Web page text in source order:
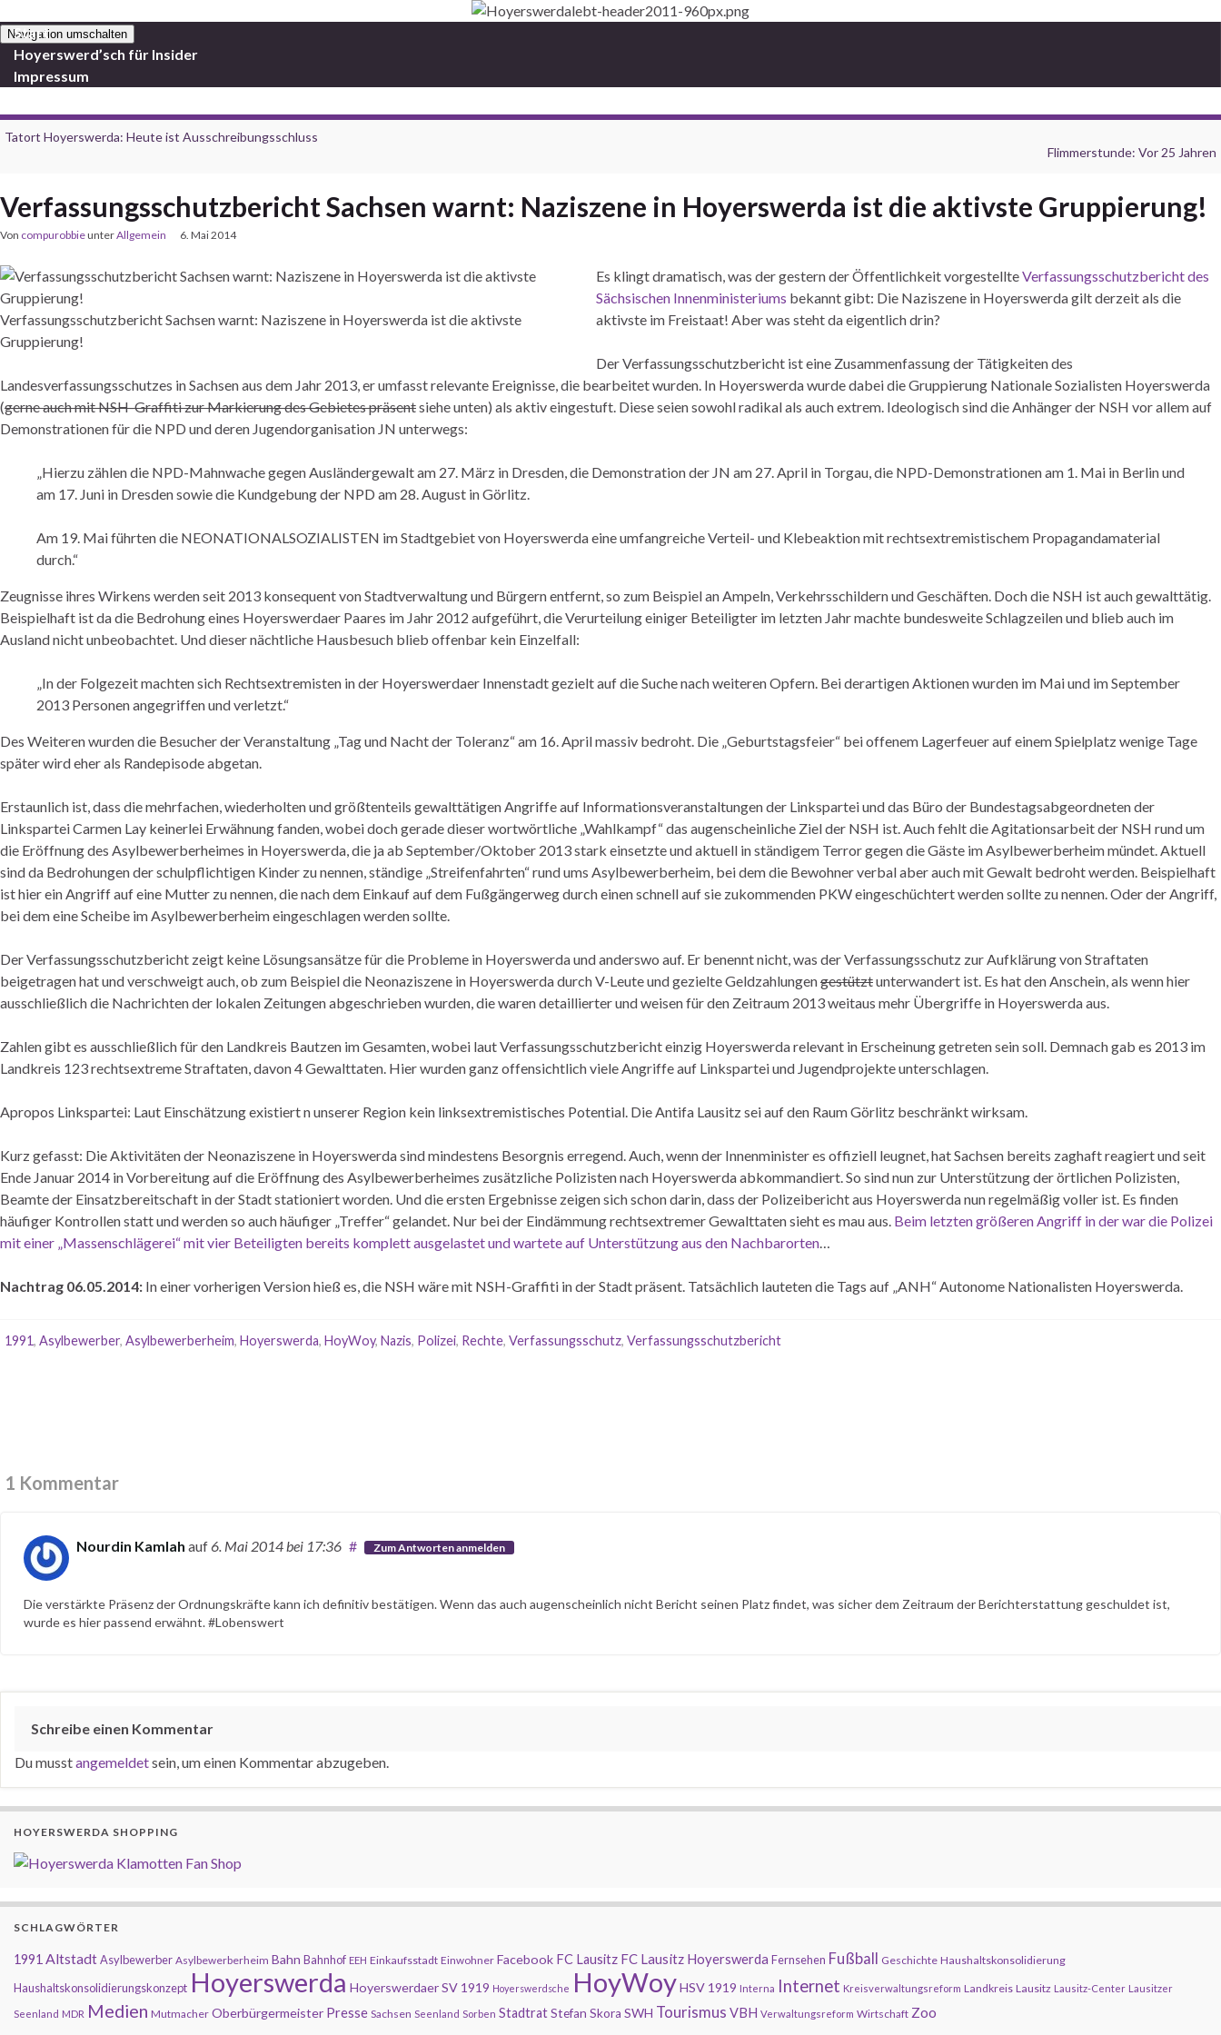
Navigation umschalten
Start
Hoyerswerd’sch für Insider
Impressum
Tatort Hoyerswerda: Heute ist Ausschreibungsschluss
Flimmerstunde: Vor 25 Jahren
Verfassungsschutzbericht Sachsen warnt: Naziszene in Hoyerswerda ist die aktivste Gruppierung!
Von compurobbieunterAllgemein 6. Mai 2014
Verfassungsschutzbericht Sachsen warnt: Naziszene in Hoyerswerda ist die aktivste
Gruppierung!
Es klingt dramatisch, was der gestern der Öffentlichkeit vorgestellteVerfassungsschutzbericht des
Sächsischen Innenministeriums bekannt gibt: Die Naziszene in Hoyerswerda gilt derzeit als die
aktivste im Freistaat! Aber was steht da eigentlich drin?
Der Verfassungsschutzbericht ist eine Zusammenfassung der Tätigkeiten des
Landesverfassungsschutzes in Sachsen aus dem Jahr 2013, er umfasst relevante Ereignisse, die bearbeitet wurden. In Hoyerswerda wurde dabei die Gruppierung Nationale Sozialisten Hoyerswerda
(gerne auch mit NSH-Graffiti zur Markierung des Gebietes präsentsiehe unten) als aktiv eingestuft. Diese seien sowohl radikal als auch extrem. Ideologisch sind die Anhänger der NSH vor allem auf
Demonstrationen für die NPD und deren Jugendorganisation JN unterwegs:
„Hierzu zählen die NPD-Mahnwache gegen Ausländergewalt am 27. März in Dresden, die Demonstration der JN am 27. April in Torgau, die NPD-Demonstrationen am 1. Mai in Berlin und
am 17. Juni in Dresden sowie die Kundgebung der NPD am 28. August in Görlitz.
Am 19. Mai führten die NEONATIONALSOZIALISTEN im Stadtgebiet von Hoyerswerda eine umfangreiche Verteil- und Klebeaktion mit rechtsextremistischem Propagandamaterial
durch.“
Zeugnisse ihres Wirkens werden seit 2013 konsequent von Stadtverwaltung und Bürgern entfernt, so zum Beispiel an Ampeln, Verkehrsschildern und Geschäften. Doch die NSH ist auch gewalttätig.
Beispielhaft ist da die Bedrohung eines Hoyerswerdaer Paares im Jahr 2012 aufgeführt, die Verurteilung einiger Beteiligter im letzten Jahr machte bundesweite Schlagzeilen und blieb auch im
Ausland nicht unbeobachtet. Und dieser nächtliche Hausbesuch blieb offenbar kein Einzelfall:
„In der Folgezeit machten sich Rechtsextremisten in der Hoyerswerdaer Innenstadt gezielt auf die Suche nach weiteren Opfern. Bei derartigen Aktionen wurden im Mai und im September
2013 Personen angegriffen und verletzt.“
Des Weiteren wurden die Besucher der Veranstaltung „Tag und Nacht der Toleranz“ am 16. April massiv bedroht. Die „Geburtstagsfeier“ bei offenem Lagerfeuer auf einem Spielplatz wenige Tage
später wird eher als Randepisode abgetan.
Erstaunlich ist, dass die mehrfachen, wiederholten und größtenteils gewalttätigen Angriffe auf Informationsveranstaltungen der Linkspartei und das Büro der Bundestagsabgeordneten der
Linkspartei Carmen Lay keinerlei Erwähnung fanden, wobei doch gerade dieser wortwörtliche „Wahlkampf“ das augenscheinliche Ziel der NSH ist. Auch fehlt die Agitationsarbeit der NSH rund um
die Eröffnung des Asylbewerberheimes in Hoyerswerda, die ja ab September/Oktober 2013 stark einsetzte und aktuell in ständigem Terror gegen die Gäste im Asylbewerberheim mündet. Aktuell
sind da Bedrohungen der schulpflichtigen Kinder zu nennen, ständige „Streifenfahrten“ rund ums Asylbewerberheim, bei dem die Bewohner verbal aber auch mit Gewalt bedroht werden. Beispielhaft
ist hier ein Angriff auf eine Mutter zu nennen, die nach dem Einkauf auf dem Fußgängerweg durch einen schnell auf sie zukommenden PKW eingeschüchtert werden sollte zu nennen. Oder der Angriff,
bei dem eine Scheibe im Asylbewerberheim eingeschlagen werden sollte.
Der Verfassungsschutzbericht zeigt keine Lösungsansätze für die Probleme in Hoyerswerda und anderswo auf. Er benennt nicht, was der Verfassungsschutz zur Aufklärung von Straftaten
beigetragen hat und verschweigt auch, ob zum Beispiel die Neonaziszene in Hoyerswerda durch V-Leute und gezielte Geldzahlungengestütztunterwandert ist. Es hat den Anschein, als wenn hier
ausschließlich die Nachrichten der lokalen Zeitungen abgeschrieben wurden, die waren detaillierter und weisen für den Zeitraum 2013 weitaus mehr Übergriffe in Hoyerswerda aus.
Zahlen gibt es ausschließlich für den Landkreis Bautzen im Gesamten, wobei laut Verfassungsschutzbericht einzig Hoyerswerda relevant in Erscheinung getreten sein soll. Demnach gab es 2013 im
Landkreis 123 rechtsextreme Straftaten, davon 4 Gewalttaten. Hier wurden ganz offensichtlich viele Angriffe auf Linkspartei und Jugendprojekte unterschlagen.
Apropos Linkspartei: Laut Einschätzung existiert n unserer Region kein linksextremistisches Potential. Die Antifa Lausitz sei auf den Raum Görlitz beschränkt wirksam.
Kurz gefasst: Die Aktivitäten der Neonaziszene in Hoyerswerda sind mindestens Besorgnis erregend. Auch, wenn der Innenminister es offiziell leugnet, hat Sachsen bereits zaghaft reagiert und seit
Ende Januar 2014 in Vorbereitung auf die Eröffnung des Asylbewerberheimes zusätzliche Polizisten nach Hoyerswerda abkommandiert. So sind nun zur Unterstützung der örtlichen Polizisten,
Beamte der Einsatzbereitschaft in der Stadt stationiert worden. Und die ersten Ergebnisse zeigen sich schon darin, dass der Polizeibericht aus Hoyerswerda nun regelmäßig voller ist. Es finden
häufiger Kontrollen statt und werden so auch häufiger „Treffer“ gelandet. Nur bei der Eindämmung rechtsextremer Gewalttaten sieht es mau aus. Beim letzten größeren Angriff in der war die Polizei
mit einer „Massenschlägerei“ mit vier Beteiligten bereits komplett ausgelastet und wartete auf Unterstützung aus den Nachbarorten…
Nachtrag 06.05.2014: In einer vorherigen Version hieß es, die NSH wäre mit NSH-Graffiti in der Stadt präsent. Tatsächlich lauteten die Tags auf „ANH“ Autonome Nationalisten Hoyerswerda.
1991, Asylbewerber, Asylbewerberheim, Hoyerswerda, HoyWoy, Nazis, Polizei, Rechte, Verfassungsschutz, Verfassungsschutzbericht
1 Kommentar
Nourdin Kamlah auf6. Mai 2014bei 17:36 # Zum Antworten anmelden
Die verstärkte Präsenz der Ordnungskräfte kann ich definitiv bestätigen. Wenn das auch augenscheinlich nicht Bericht seinen Platz findet, was sicher dem Zeitraum der Berichterstattung geschuldet ist,
wurde es hier passend erwähnt. #Lobenswert
Schreibe einen Kommentar
Du musstangemeldetsein, um einen Kommentar abzugeben.
HOYERSWERDA SHOPPING
SCHLAGWÖRTER
1991 AltstadtAsylbewerber Asylbewerberheim Bahn Bahnhof EEH Einkaufsstadt Einwohner Facebook FC Lausitz FC Lausitz Hoyerswerda Fernsehen Fußball Geschichte Haushaltskonsolidierung
Haushaltskonsolidierungskonzept Hoyerswerda Hoyerswerdaer SV 1919 Hoyerswerdsche HoyWoyHSV 1919 Interna Internet Kreisverwaltungsreform Landkreis Lausitz Lausitz-Center Lausitzer
Seenland MDR Medien Mutmacher Oberbürgermeister Presse Sachsen Seenland Sorben StadtratStefan Skora SWH Tourismus VBH Verwaltungsreform Wirtschaft Zoo